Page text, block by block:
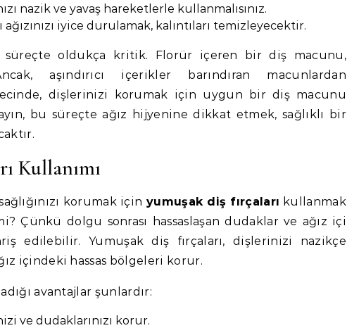
nazik ve yavaş hareketlerle kullanmalısınız.
ağızınızı iyice durulamak, kalıntıları temizleyecektir.
oldukça kritik. Florür içeren bir diş macunu,
aşındırıcı içerikler barındıran macunlardan
dişlerinizi korumak için uygun bir diş macunu
bu süreçte ağız hijyenine dikkat etmek, sağlıklı bir
Kullanımı
korumak için yumuşak diş fırçaları kullanmak
Çünkü dolgu sonrası hassaslaşan dudaklar ve ağız içi
edilebilir. Yumuşak diş fırçaları, dişlerinizi nazikçe
içindeki hassas bölgeleri korur.
avantajlar şunlardır:
ve dudaklarınızı korur.